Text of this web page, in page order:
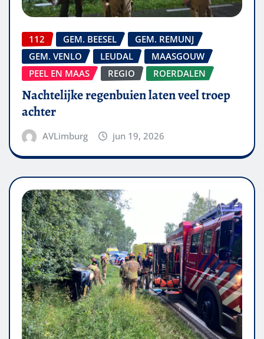
112 GEM. BEESEL
GEM. REMUNJ
GEM. VENLO
LEUDAL
MAASGOUW
PEEL EN MAAS
REGIO ROERDALEN
Nachtelijke regenbuien laten veel troep
achter
AVLimburg jun 19, 2026